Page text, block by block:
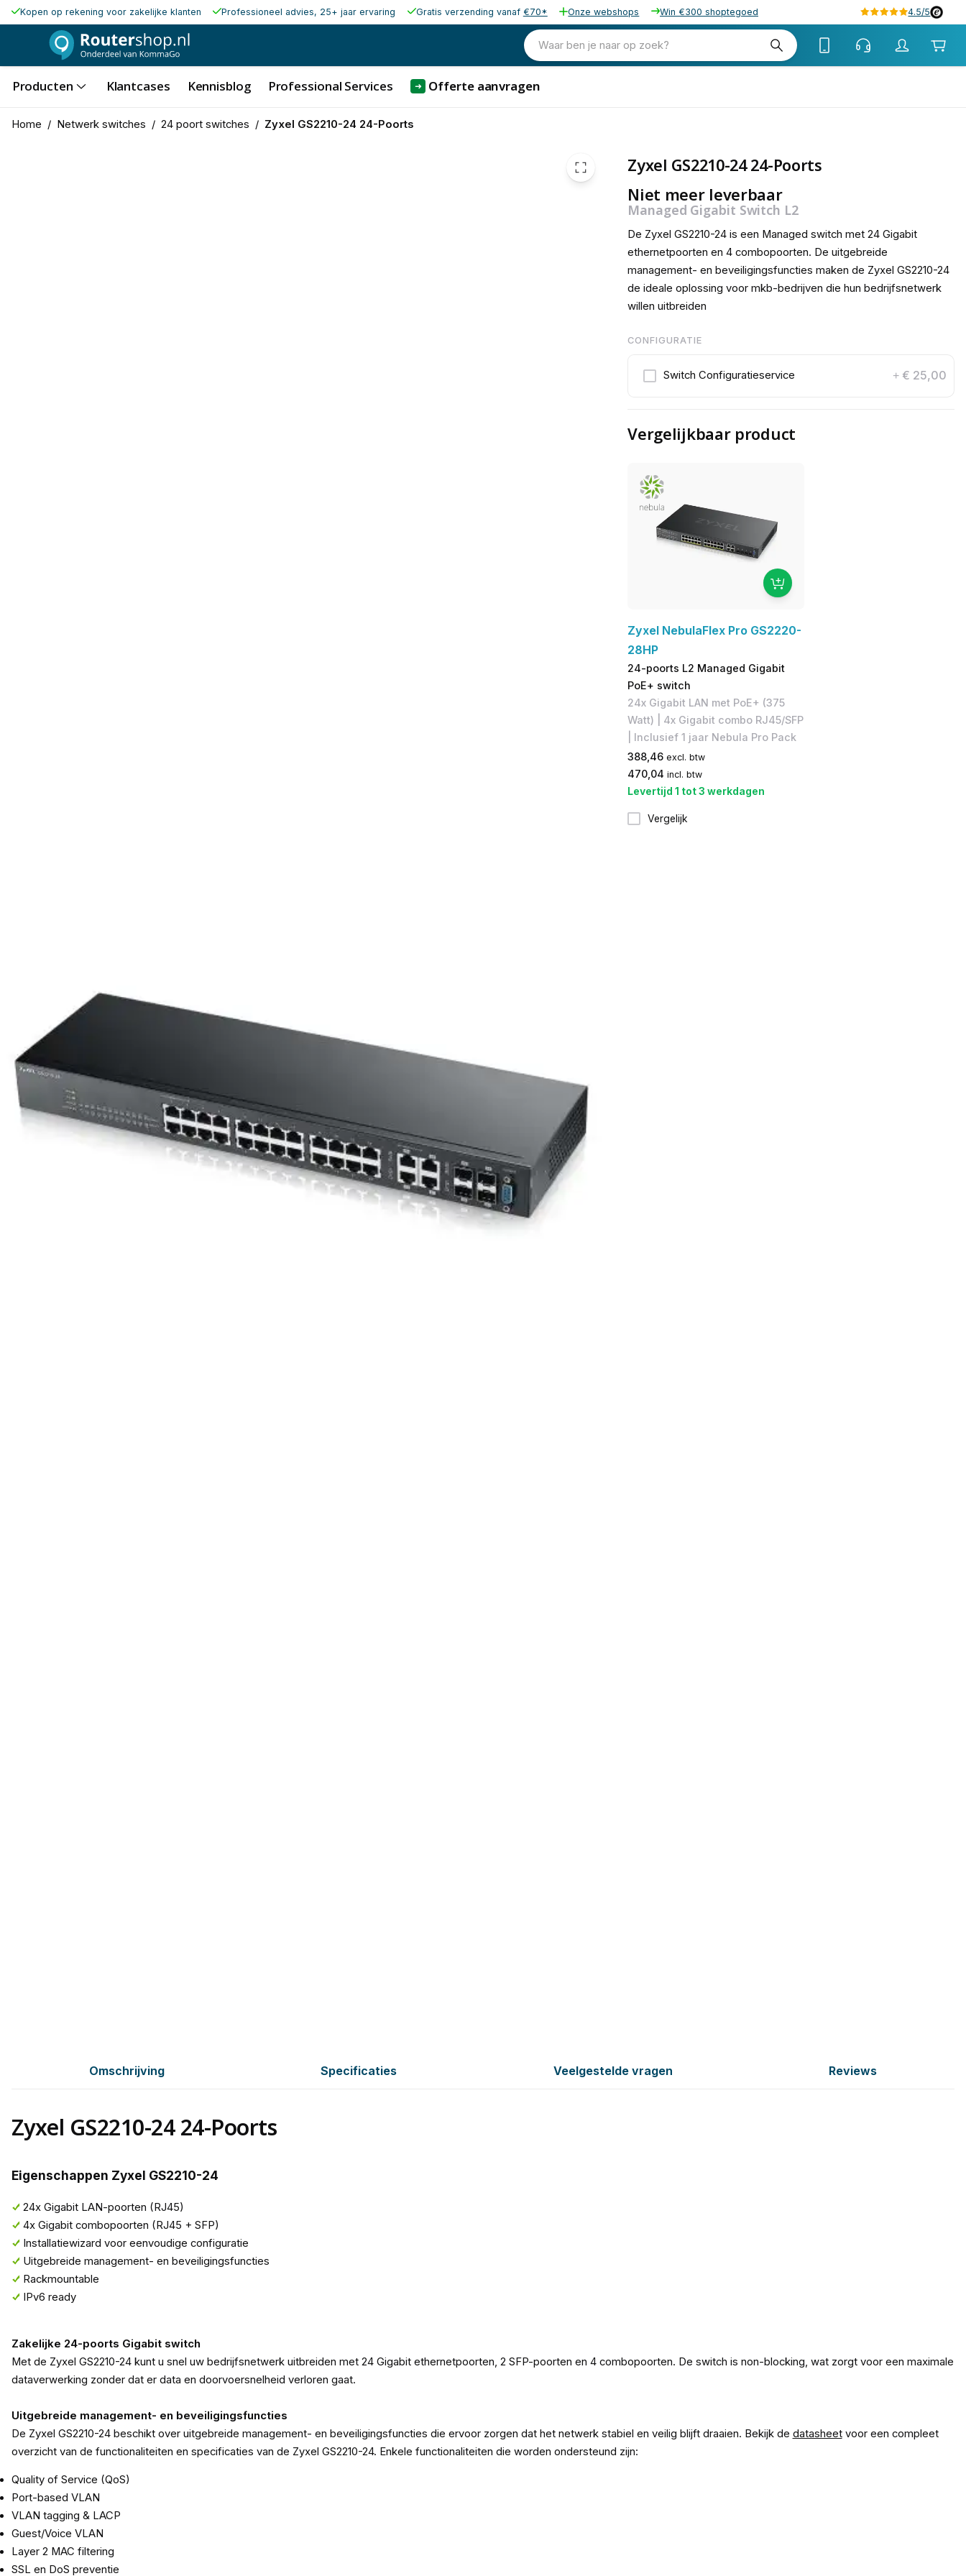
Kopen op rekening voor zakelijke klanten Professioneel advies, 25+ jaar ervaring Gratis verzending vanaf €70* Onze webshops Win €300 shoptegoed 4.5/5
Waar ben je naar op zoek?
Producten Klantcases Kennisblog Professional Services ➜ Offerte aanvragen
Home / Netwerk switches / 24 poort switches / Zyxel GS2210-24 24-Poorts
Zyxel GS2210-24 24-Poorts
Niet meer leverbaar
Managed Gigabit Switch L2
De Zyxel GS2210-24 is een Managed switch met 24 Gigabit
ethernetpoorten en 4 combopoorten. De uitgebreide
management- en beveiligingsfuncties maken de Zyxel GS2210-24
de ideale oplossing voor mkb-bedrijven die hun bedrijfsnetwerk
willen uitbreiden
CONFIGURATIE
Switch Configuratieservice + € 25,00
Vergelijkbaar product
Zyxel NebulaFlex Pro GS2220-
28HP
24-poorts L2 Managed Gigabit
PoE+ switch
24x Gigabit LAN met PoE+ (375
Watt) | 4x Gigabit combo RJ45/SFP
| Inclusief 1 jaar Nebula Pro Pack
388,46 excl. btw
470,04 incl. btw
Levertijd 1 tot 3 werkdagen
Vergelijk
Omschrijving Specificaties Veelgestelde vragen Reviews
Zyxel GS2210-24 24-Poorts
Eigenschappen Zyxel GS2210-24
24x Gigabit LAN-poorten (RJ45)
4x Gigabit combopoorten (RJ45 + SFP)
Installatiewizard voor eenvoudige configuratie
Uitgebreide management- en beveiligingsfuncties
Rackmountable
IPv6 ready
Zakelijke 24-poorts Gigabit switch
Met de Zyxel GS2210-24 kunt u snel uw bedrijfsnetwerk uitbreiden met 24 Gigabit ethernetpoorten, 2 SFP-poorten en 4 combopoorten. De switch is non-blocking, wat zorgt voor een maximale
dataverwerking zonder dat er data en doorvoersnelheid verloren gaat.
Uitgebreide management- en beveiligingsfuncties
De Zyxel GS2210-24 beschikt over uitgebreide management- en beveiligingsfuncties die ervoor zorgen dat het netwerk stabiel en veilig blijft draaien. Bekijk de datasheetvoor een compleet
overzicht van de functionaliteiten en specificaties van de Zyxel GS2210-24. Enkele functionaliteiten die worden ondersteund zijn:
Quality of Service (QoS)
Port-based VLAN
VLAN tagging & LACP
Guest/Voice VLAN
Layer 2 MAC filtering
SSL en DoS preventie